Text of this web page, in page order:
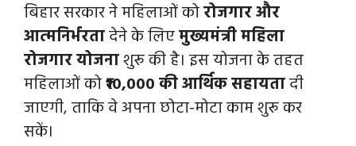
बिहार सरकार ने महिलाओं कोरोजगार और
आत्मनिर्भरतादेने के लिएमुख्यमंत्री महिला
रोजगार योजनाशुरू की है। इस योजना के तहत
महिलाओं को₹10,000 की आर्थिक सहायतादी
जाएगी, ताकि वे अपना छोटा-मोटा काम शुरू कर
सकें।